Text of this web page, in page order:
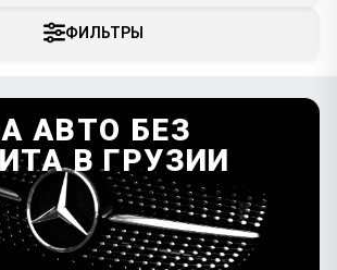
ФИЛЬТРЫ
АВТО БЕЗ
В ГРУЗИИ